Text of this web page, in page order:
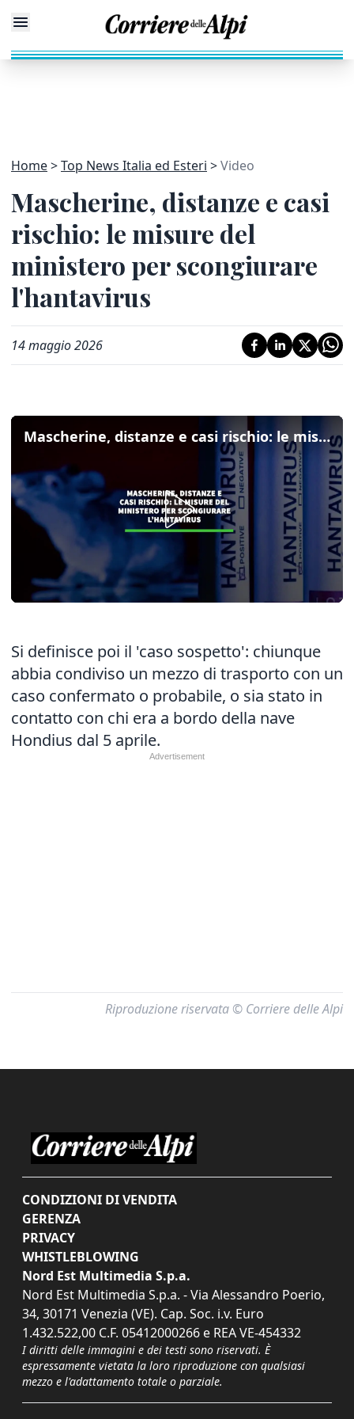
Home Top News Italia ed Esteri Video
Mascherine, distanze e casi
rischio: le misure del
ministero per scongiurare
l'hantavirus
14 maggio 2026
Mascherine, distanze e casi rischio: le misure del ministero per scongiurare l'hantavirus
Si definisce poi il 'caso sospetto': chiunque
abbia condiviso un mezzo di trasporto con un
caso confermato o probabile, o sia stato in
contatto con chi era a bordo della nave
Hondius dal 5 aprile.
Riproduzione riservata © Corriere delle Alpi
CONDIZIONI DI VENDITA
GERENZA
PRIVACY
WHISTLEBLOWING
Nord Est Multimedia S.p.a.
Nord Est Multimedia S.p.a. - Via Alessandro Poerio,
34, 30171 Venezia (VE). Cap. Soc. i.v. Euro
1.432.522,00 C.F. 05412000266 e REA VE-454332
I diritti delle immagini e dei testi sono riservati. È
espressamente vietata la loro riproduzione con qualsiasi
mezzo e l'adattamento totale o parziale.